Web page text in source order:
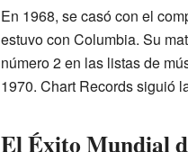
En 1968, se casó con el
estuvo con Columbia. Su
número 2 en las listas de
1970. Chart Records siguió
El Éxito Mundial